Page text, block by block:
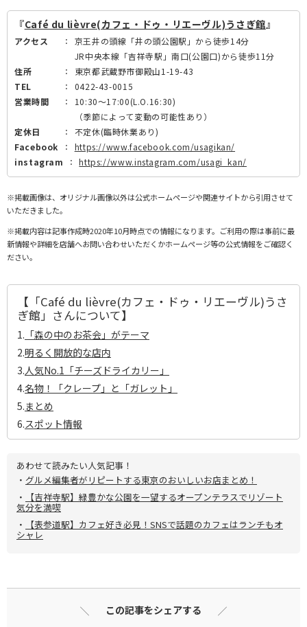
『Café du lièvre(カフェ・ドゥ・リエーヴル)うさぎ館』
アクセス ：
京王井の頭線「井の頭公園駅」から徒歩14分
JR中央本線「吉祥寺駅」南口(公園口)から徒歩11分
住所
：
東京都武蔵野市御殿山1-19-43
TEL
：
0422-43-0015
営業時間
：
10:30～17:00(L.O.16:30)
（季節によって変動の可能性あり）
定休日
：
不定休(臨時休業あり)
Facebook
：
https://www.facebook.com/usagikan/
instagram
： https://www.instagram.com/usagi_kan/
※掲載画像は、オリジナル画像以外は公式ホームページや関連サイトから引用させて
いただきました。
※掲載内容は記事作成時2020年10月時点での情報になります。ご利用の際は事前に最
新情報や詳細を店舗へお問い合わせいただくかホームページ等の公式情報をご確認く
ださい。
【「Café du lièvre(カフェ・ドゥ・リエーヴル)うさ
ぎ館」さんについて】
1. 「森の中のお茶会」がテーマ
2.明るく開放的な店内
3.人気No.1「チーズドライカリー」
4.名物！「クレープ」と「ガレット」
5.まとめ
6.スポット情報
あわせて読みたい人気記事！
・ グルメ編集者がリピートする東京のおいしいお店まとめ！
・
【吉祥寺駅】緑豊かな公園を一望するオープンテラスでリゾート
気分を満喫
・
【表参道駅】カフェ好き必見！SNSで話題のカフェはランチもオ
シャレ
この記事をシェアする